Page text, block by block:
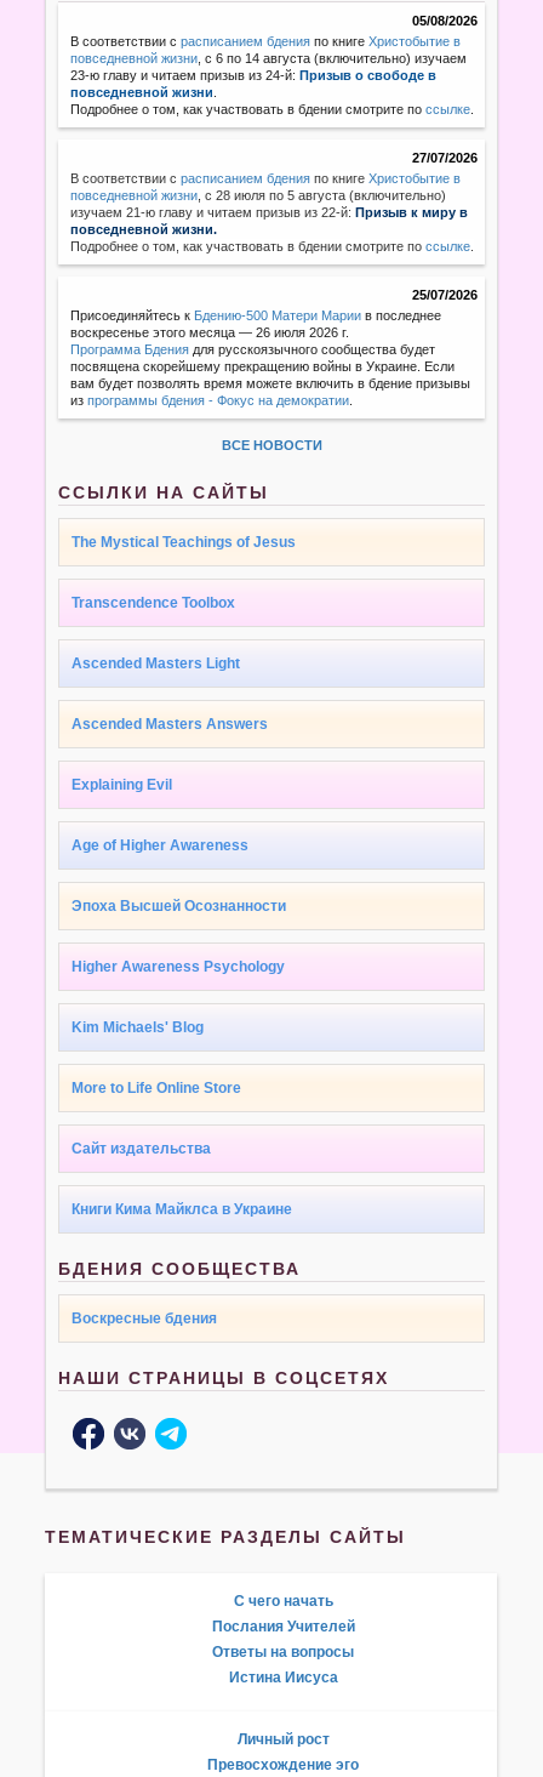
05/08/2026
В соответствии срасписанием бдения по книгеХристобытие в
повседневной жизни , с 6 по 14 августа (включительно) изучаем
23-ю главу и читаем призыв из 24-й:Призыв о свободе в
повседневной жизни
Подробнее о том, как участвовать в бдении смотрите поссылке
27/07/2026
В соответствии с расписанием бдения по книгеХристобытие в
повседневной жизни с 28 июля по 5 августа (включительно)
изучаем 21-ю главу и читаем призыв из 22-й:Призыв к миру в
повседневной жизни.
Подробнее о том, как участвовать в бдении смотрите поссылке
25/07/2026
Присоединяйтесь к Бдению-500 Матери Марии в последнее
воскресенье этого месяца — 26 июля 2026 г.
Программа Бдения для русскоязычного сообщества будет
посвящена скорейшему прекращению войны в Украине. Если
вам будет позволять время можете включить в бдение призывы
изпрограммы бдения - Фокус на демократии
ВСЕ НОВОСТИ
ССЫЛКИ НА САЙТЫ
The Mystical Teachings of Jesus
Transcendence Toolbox
Ascended Masters Light
Ascended Masters Answers
Explaining Evil
Age of Higher Awareness
Эпоха Высшей Осознанности
Higher Awareness Psychology
Kim Michaels' Blog
More to Life Online Store
Сайт издательства
Книги Кима Майклса в Украине
БДЕНИЯ СООБЩЕСТВА
Воскресные бдения
НАШИ СТРАНИЦЫ В СОЦСЕТЯХ
ТЕМАТИЧЕСКИЕ РАЗДЕЛЫ САЙТЫ
С чего начать
Послания Учителей
Ответы на вопросы
Истина Иисуса
Личный рост
Превосхождение эго